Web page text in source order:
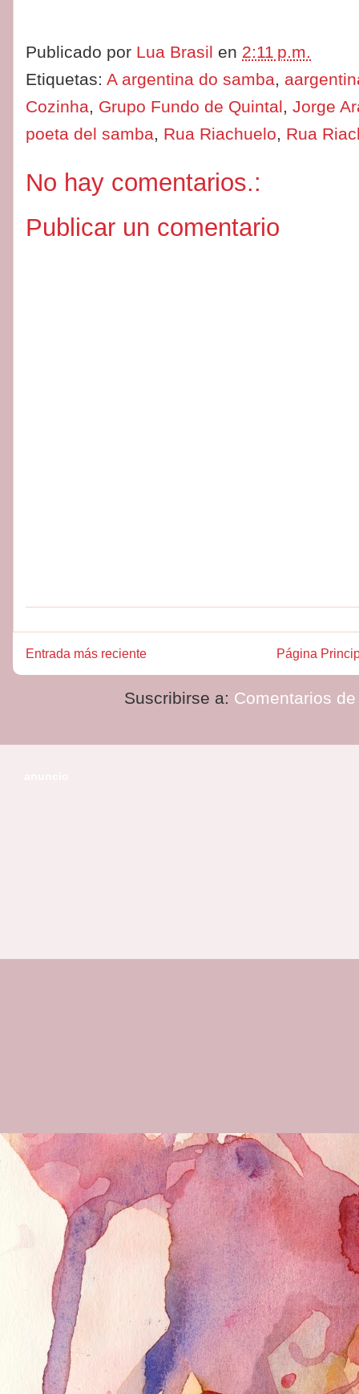
Publicado por Lua Brasil en 2:11 p.m.
Etiquetas: A argentina do samba,
Cozinha, Grupo Fundo de Quintal, Jorge
poeta del samba, Rua Riachuelo, Rua
No hay comentarios.:
Publicar un comentario
Entrada más reciente Página
Suscribirse a: Comentarios